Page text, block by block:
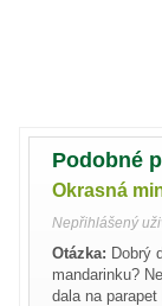
Podobné
Okrasná
Nepřihlášený
Otázka: Dobrý
mandarinku?
dala na